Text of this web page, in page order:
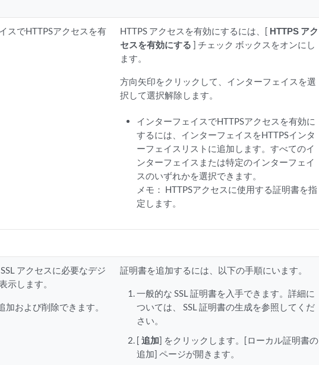
スでHTTPSアクセスを有
HTTPS アクセスを有効にするには、[ HTTPS アク
セスを有効にする ] チェック ボックスをオンにし
ます。
方向矢印をクリックして、インターフェイスを選
択して選択解除します。
インターフェイスでHTTPSアクセスを有効に
するには、インターフェイスをHTTPSインタ
ーフェイスリストに追加します。すべてのイ
ンターフェイスまたは特定のインターフェイ
スのいずれかを選択できます。
メモ： HTTPSアクセスに使用する証明書を指
定します。
アクセスに必要なデジ
示します。
加および削除できます。
証明書を追加するには、以下の手順にいます。
一般的な SSL 証明書を入手できます。詳細に
ついては、 SSL 証明書の生成を参照してくだ
さい。
[ 追加] をクリックします。[ローカル証明書の
追加] ページが開きます。